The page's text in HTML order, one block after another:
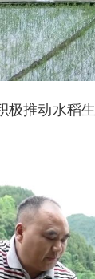
推动水稻生